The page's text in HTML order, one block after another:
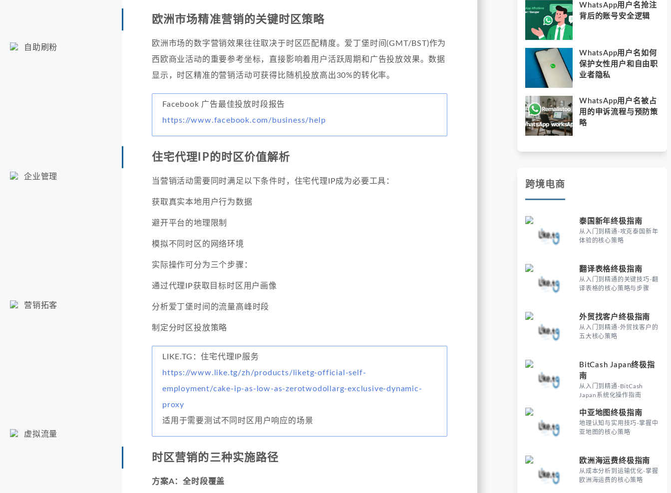
自助刷粉
企业管理
营销拓客
虚拟流量
欧洲市场精准营销的关键时区策略
欧洲市场的数字营销效果往往取决于时区匹配精度。爱丁堡时间(GMT/BST)作为
西欧商业活动的重要参考坐标，直接影响着用户活跃周期和广告投放效果。数据
显示，时区精准的营销活动可获得比随机投放高出30%的转化率。
Facebook 广告最佳投放时段报告
https://www.facebook.com/business/help
住宅代理IP的时区价值解析
当营销活动需要同时满足以下条件时，住宅代理IP成为必要工具：
获取真实本地用户行为数据
避开平台的地理限制
模拟不同时区的网络环境
实际操作可分为三个步骤：
通过代理IP获取目标时区用户画像
分析爱丁堡时间的流量高峰时段
制定分时区投放策略
LIKE.TG：住宅代理IP服务
https://www.like.tg/zh/products/liketg-official-self-
employment/cake-ip-as-low-as-zerotwodollarg-exclusive-dynamic-
proxy
适用于需要测试不同时区用户响应的场景
时区营销的三种实施路径
方案A：全时段覆盖
WhatsApp用户名抢注
背后的账号安全逻辑
WhatsApp用户名如何
保护女性用户和自由职
业者隐私
WhatsApp用户名被占
用的申诉流程与预防策
略
跨境电商
泰国新年终极指南
从入门到精通-攻克泰国新年
体验的核心策略
翻译表格终极指南
从入门到精通的关键技巧-翻
译表格的核心策略与步骤
外贸找客户终极指南
从入门到精通-外贸找客户的
五大核心策略
BitCash Japan终极指
南
从入门到精通-BitCash
Japan系统化操作指南
中亚地图终极指南
地理认知与实用技巧-掌握中
亚地图的核心策略
欧洲海运费终极指南
从成本分析到运输优化-掌握
欧洲海运费的核心策略